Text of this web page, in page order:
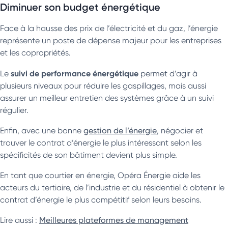
Diminuer son budget énergétique
Face à la hausse des prix de l’électricité et du gaz, l’énergie
représente un poste de dépense majeur pour les entreprises
et les copropriétés.
Le suivi de performance énergétique permet d’agir à
plusieurs niveaux pour réduire les gaspillages, mais aussi
assurer un meilleur entretien des systèmes grâce à un suivi
régulier.
Enfin, avec une bonne gestion de l’énergie, négocier et
trouver le contrat d’énergie le plus intéressant selon les
spécificités de son bâtiment devient plus simple.
En tant que courtier en énergie, Opéra Énergie aide les
acteurs du tertiaire, de l’industrie et du résidentiel à obtenir le
contrat d’énergie le plus compétitif selon leurs besoins.
Lire aussi : Meilleures plateformes de management